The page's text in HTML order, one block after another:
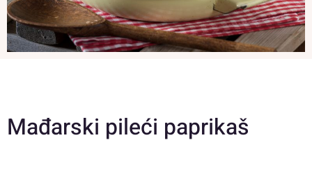
Mađarski pileći paprikaš